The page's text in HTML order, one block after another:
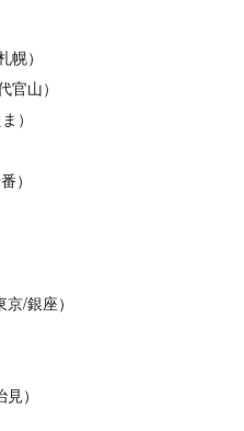
）
山）
）
）
/銀座）
）